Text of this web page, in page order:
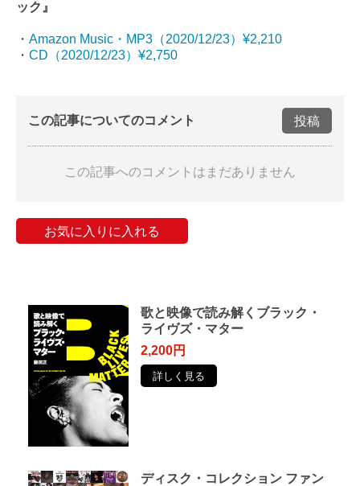
ック』
・ Amazon Music・MP3（2020/12/23）¥2,210
・ CD（2020/12/23）¥2,750
この記事についてのコメント 投稿
この記事へのコメントはまだありません
お気に入りに入れる
歌と映像で読み解くブラック・
ライヴズ・マター
2,200円
詳しく見る
ディスク・コレクション ファン